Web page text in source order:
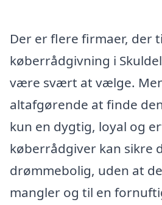
Der er flere firmaer, der
køberrådgivning i
være svært at vælge.
altafgørende at finde
kun en dygtig, loyal og
køberrådgiver kan sikre
drømmebolig, uden at
mangler og til en